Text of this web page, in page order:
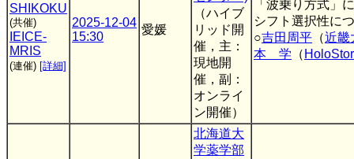
SHIKOKU
(共催)
IEICE-
MRIS
(連催) [詳細]
2025-12-04
15:30
愛媛
（ハイブ
リッド開
催，主：
現地開
催，副：
オンライ
ン開催）
「波乗り方式」
シフト選択性に
○吉田周平 （近畿
本 学 （
北海道大
学薬学部